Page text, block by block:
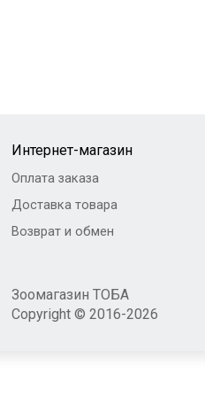
Интернет-магазин
Оплата заказа
Доставка товара
Возврат и обмен
Зоомагазин ТОБА
Copyright © 2016-2026